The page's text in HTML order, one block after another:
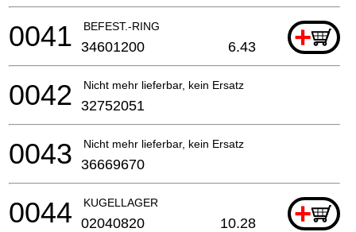
BEFEST.-RING +
0041 34601200 6.43
Nicht mehr lieferbar, kein Ersatz
0042 32752051
Nicht mehr lieferbar, kein Ersatz
0043 36669670
KUGELLAGER +
0044 02040820 10.28